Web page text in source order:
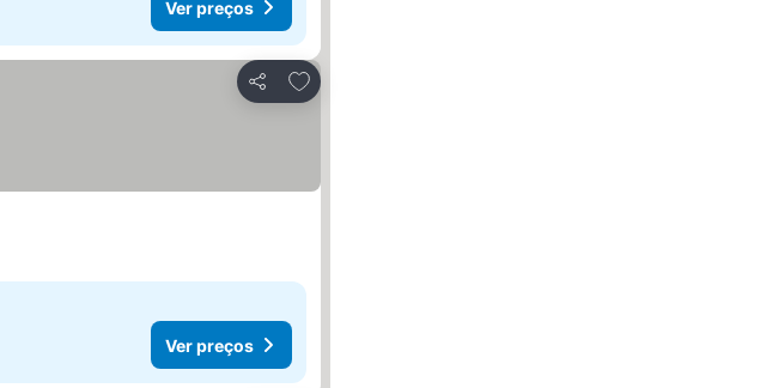
Ver preços
Partilhar
Adicionar aos favoritos
Ver preços